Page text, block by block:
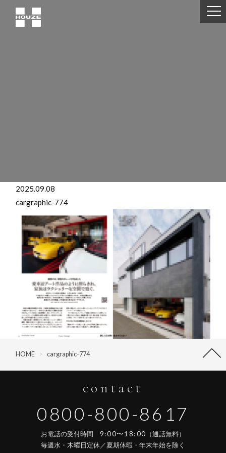
2025.09.08
cargraphic-774
HOME > cargraphic-774
contact
0800-800-8617
お電話の受付時間 9:00〜18:00 （通話無料）
毎週水・木曜日定休／夏期休暇・年末年始を除く